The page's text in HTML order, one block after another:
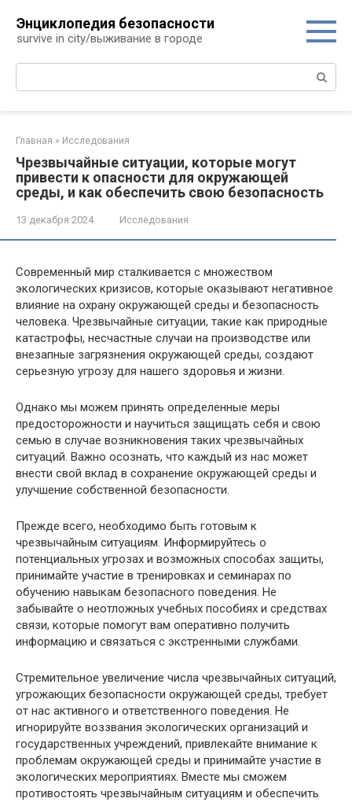
контенту
Энциклопедия безопасности
survive in city/выживание в городе
Поиск:
Главная » Исследования
Чрезвычайные ситуации, которые могут
привести к опасности для окружающей
среды, и как обеспечить свою безопасность
13 декабря 2024 Исследования
Современный мир сталкивается с множеством
экологических кризисов, которые оказывают негативное
влияние на охрану окружающей среды и безопасность
человека. Чрезвычайные ситуации, такие как природные
катастрофы, несчастные случаи на производстве или
внезапные загрязнения окружающей среды, создают
серьезную угрозу для нашего здоровья и жизни.
Однако мы можем принять определенные меры
предосторожности и научиться защищать себя и свою
семью в случае возникновения таких чрезвычайных
ситуаций. Важно осознать, что каждый из нас может
внести свой вклад в сохранение окружающей среды и
улучшение собственной безопасности.
Прежде всего, необходимо быть готовым к
чрезвычайным ситуациям. Информируйтесь о
потенциальных угрозах и возможных способах защиты,
принимайте участие в тренировках и семинарах по
обучению навыкам безопасного поведения. Не
забывайте о неотложных учебных пособиях и средствах
связи, которые помогут вам оперативно получить
информацию и связаться с экстренными службами.
Стремительное увеличение числа чрезвычайных ситуаций,
угрожающих безопасности окружающей среды, требует
от нас активного и ответственного поведения. Не
игнорируйте воззвания экологических организаций и
государственных учреждений, привлекайте внимание к
проблемам окружающей среды и принимайте участие в
экологических мероприятиях. Вместе мы сможем
противостоять чрезвычайным ситуациям и обеспечить